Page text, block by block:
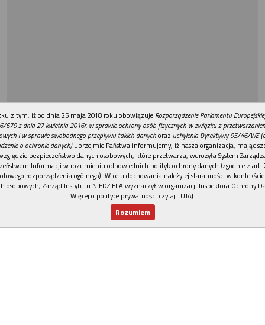
REKLAMA
z tym, iż od dnia 25 maja 2018 roku obowiązuje Rozporządzenie Parlamentu
679 z dnia 27 kwietnia 2016r. w sprawie ochrony osób fizycznych w związku z
i w sprawie swobodnego przepływu takich danychoraz uchylenia Dyrektywy 95/46/WE
o ochronie danych)uprzejmie Państwa informujemy, iż nasza organizacja, mając
bezpieczeństwo danych osobowych, które przetwarza, wdrożyła System
Informacji w rozumieniu odpowiednich polityk ochrony danych (zgodnie z art.
rozporządzenia ogólnego). W celu dochowania należytej staranności w
osobowych, Zarząd Instytutu NIEDZIELA wyznaczył w organizacji Inspektora Ochrony
Więcej o polityce prywatności czytaj TUTAJ.
Rozumiem